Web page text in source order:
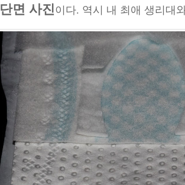
단면 사진이다. 역시 내 최애 생리대